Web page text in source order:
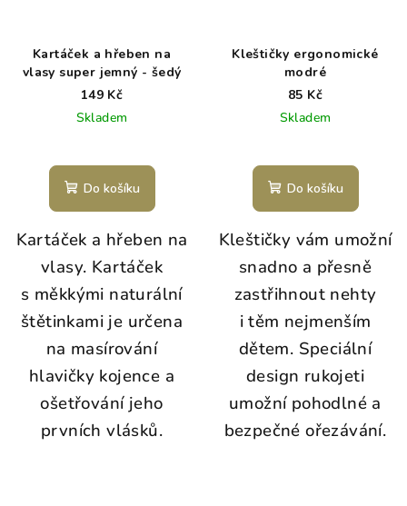
Kartáček a hřeben na
vlasy super jemný - šedý
149 Kč
Skladem
Do košíku
Kartáček a hřeben na
vlasy. Kartáček
s měkkými naturální
štětinkami je určena
na masírování
hlavičky kojence a
ošetřování jeho
prvních vlásků.
Kleštičky ergonomické
modré
85 Kč
Skladem
Do košíku
Kleštičky vám umožní
snadno a přesně
zastřihnout nehty
i těm nejmenším
dětem. Speciální
design rukojeti
umožní pohodlné a
bezpečné ořezávání.